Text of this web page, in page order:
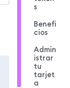
s
Benefi
cios
Admin
istrar
tu
tarjet
a